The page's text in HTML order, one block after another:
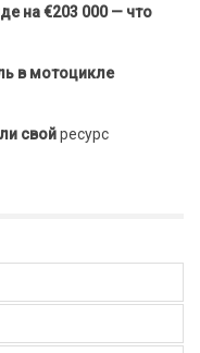
на €203 000 — что
в мотоцикле
свойресурс